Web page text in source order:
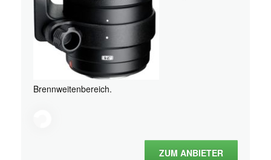
Brennweitenbereich.
ZUM ANBIETER